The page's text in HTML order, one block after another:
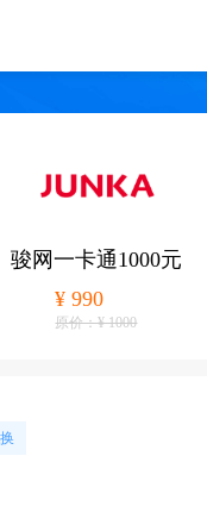
骏网一卡通1000元
¥ 990
原价：¥ 1000